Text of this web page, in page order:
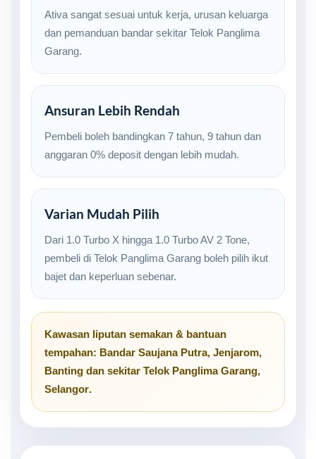
Ativa sangat sesuai untuk kerja, urusan keluarga
dan pemanduan bandar sekitar Telok Panglima
Garang.
Ansuran Lebih Rendah
Pembeli boleh bandingkan 7 tahun, 9 tahun dan
anggaran 0% deposit dengan lebih mudah.
Varian Mudah Pilih
Dari 1.0 Turbo X hingga 1.0 Turbo AV 2 Tone,
pembeli di Telok Panglima Garang boleh pilih ikut
bajet dan keperluan sebenar.
Kawasan liputan semakan & bantuan
tempahan: Bandar Saujana Putra, Jenjarom,
Banting dan sekitar Telok Panglima Garang,
Selangor.